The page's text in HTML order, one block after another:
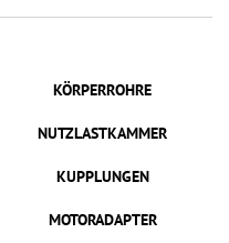
KÖRPERROHRE
NUTZLASTKAMMER
KUPPLUNGEN
MOTORADAPTER